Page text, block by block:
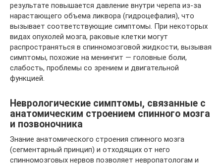
результате повышается давление внутри черепа из-за
нарастающего объема ликвора (гидроцефалия), что
вызывает соответствующие симптомы. При некоторых
видах опухолей мозга, раковые клетки могут
распространяться в спинномозговой жидкости, вызывая
симптомы, похожие на менингит — головные боли,
слабость, проблемы со зрением и двигательной
функцией.
Неврологические симптомы, связанные с
анатомическим строением спинного мозга
и позвоночника
Знание анатомического строения спинного мозга
(сегментарный принцип) и отходящих от него
спинномозговых нервов позволяет невропатологам и